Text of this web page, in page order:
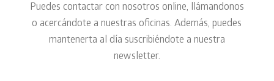
Puedes contactar con nosotros online, llámandonos
o acercándote a nuestras oficinas. Además, puedes
mantenerta al día suscribiéndote a nuestra
newsletter.